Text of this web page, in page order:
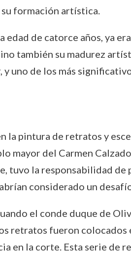
formación artística.
de catorce años, ya
también su madurez
uno de los más
pintura de retratos y
mayor del Carmen
tuvo la responsabilidad
considerado un
el conde duque de
retratos fueron colocados
en la corte. Esta serie de